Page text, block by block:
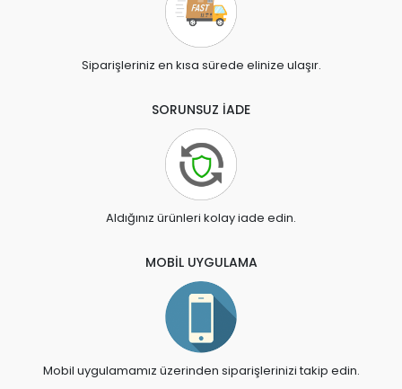
Siparişleriniz en kısa sürede elinize ulaşır.
SORUNSUZ İADE
Aldığınız ürünleri kolay iade edin.
MOBİL UYGULAMA
Mobil uygulamamız üzerinden siparişlerinizi takip edin.